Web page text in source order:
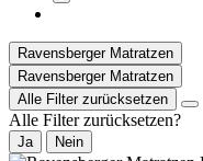
Ravensberger Matratzen
Ravensberger Matratzen
Alle Filter zurücksetzen
Alle Filter zurücksetzen?
Ja Nein